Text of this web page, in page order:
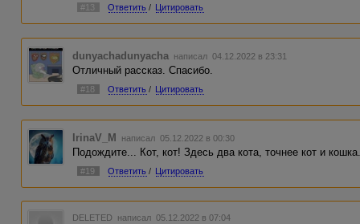
#13 Ответить / Цитировать
dunyachadunyacha написал 04.12.2022 в 23:31
Отличный рассказ. Спасибо.
#18 Ответить / Цитировать
IrinaV_M написал 05.12.2022 в 00:30
Подождите... Кот, кот! Здесь два кота, точнее кот и
#19 Ответить / Цитировать
DELETED написал 05.12.2022 в 07:04